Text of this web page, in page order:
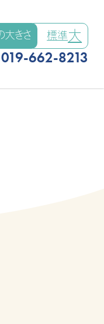
大きさ 標準大
019-662-8213